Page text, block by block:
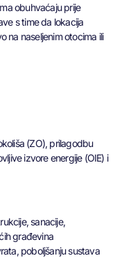
obuhvaćaju prije
s time da lokacija
na naseljenim otocima ili
(ZO), prilagodbu
izvore energije (OIE) i
sanacije,
građevina
poboljšanju sustava